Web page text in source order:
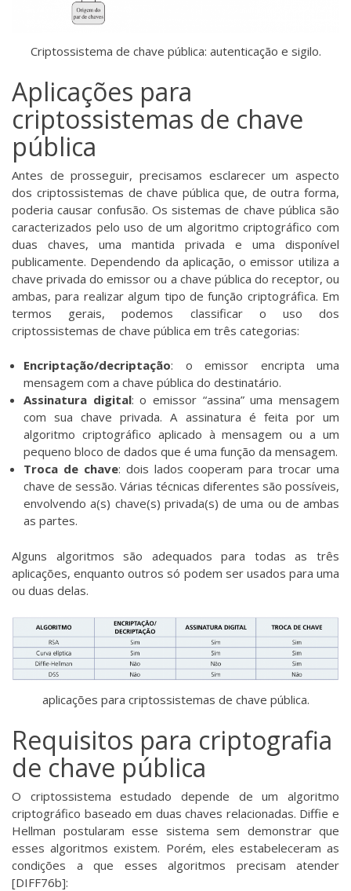
Criptossistema de chave pública: autenticação e sigilo.
Aplicações para
criptossistemas de chave
pública
Antes de prosseguir, precisamos esclarecer um aspecto
dos criptossistemas de chave pública que, de outra forma,
poderia causar confusão. Os sistemas de chave pública são
caracterizados pelo uso de um algoritmo criptográfico com
duas chaves, uma mantida privada e uma disponível
publicamente. Dependendo da aplicação, o emissor utiliza a
chave privada do emissor ou a chave pública do receptor, ou
ambas, para realizar algum tipo de função criptográfica. Em
termos gerais, podemos classificar o uso dos
criptossistemas de chave pública em três categorias:
Encriptação/decriptação: o emissor encripta uma
mensagem com a chave pública do destinatário.
Assinatura digital: o emissor “assina” uma mensagem
com sua chave privada. A assinatura é feita por um
algoritmo criptográfico aplicado à mensagem ou a um
pequeno bloco de dados que é uma função da mensagem.
Troca de chave: dois lados cooperam para trocar uma
chave de sessão. Várias técnicas diferentes são possíveis,
envolvendo a(s) chave(s) privada(s) de uma ou de ambas
as partes.
Alguns algoritmos são adequados para todas as três
aplicações, enquanto outros só podem ser usados para uma
ou duas delas.
aplicações para criptossistemas de chave pública.
Requisitos para criptografia
de chave pública
O criptossistema estudado depende de um algoritmo
criptográfico baseado em duas chaves relacionadas. Diffie e
Hellman postularam esse sistema sem demonstrar que
esses algoritmos existem. Porém, eles estabeleceram as
condições a que esses algoritmos precisam atender
[DIFF76b]: